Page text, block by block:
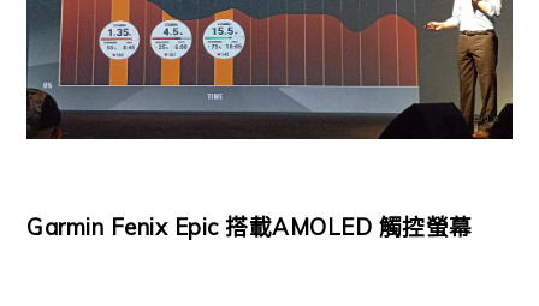
Garmin Fenix Epic 搭載AMOLED 觸控螢幕